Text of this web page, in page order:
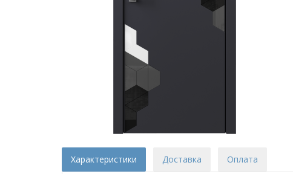
Характеристики Доставка Оплата